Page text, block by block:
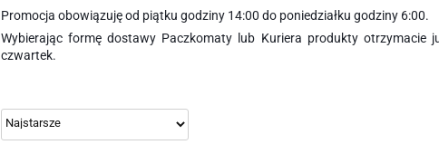
Promocja obowiązuję od piątku godziny 14:00 do poniedziałku godziny 6:00.
Wybierając formę dostawy Paczkomaty lub Kuriera produkty
czwartek.